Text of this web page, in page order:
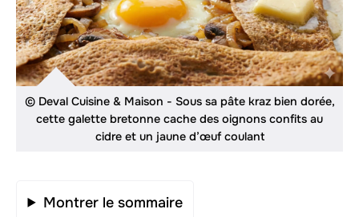
© Deval Cuisine & Maison - Sous sa pâte kraz bien dorée,
cette galette bretonne cache des oignons confits au
cidre et un jaune d’œuf coulant
Montrer le sommaire